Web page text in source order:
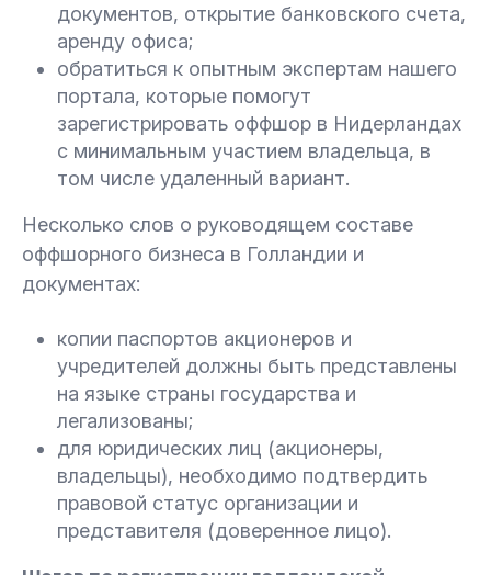
документов, открытие банковского счета,
аренду офиса;
обратиться к опытным экспертам нашего
портала, которые помогут
зарегистрировать оффшор в Нидерландах
с минимальным участием владельца, в
том числе удаленный вариант.
Несколько слов о руководящем составе
оффшорного бизнеса в Голландии и
документах:
копии паспортов акционеров и
учредителей должны быть представлены
на языке страны государства и
легализованы;
для юридических лиц (акционеры,
владельцы), необходимо подтвердить
правовой статус организации и
представителя (доверенное лицо).